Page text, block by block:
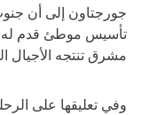
جورجتاون إلى أن
تأسيس موطئ قدم له
مشرق تنتجه الأجيال
وفي تعليقها على